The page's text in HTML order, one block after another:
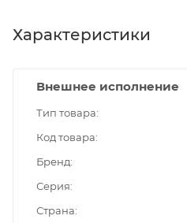
Характеристики
Внешнее исполнение
Тип товара
Код товара
Бренд
Серия
Страна